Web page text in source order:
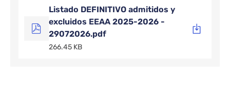
Listado DEFINITIVO admitidos y
excluidos EEAA 2025-2026 -
29072026.pdf
266.45 KB